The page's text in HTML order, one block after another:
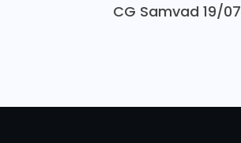
CG Samvad 19/07